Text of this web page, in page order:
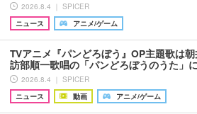
2026.8.4 ｜ SPICER
ニュース
アニメ/ゲーム
TVアニメ『パンどろぼう』OP主題歌は
訪部順一歌唱の「パンどろぼうのうた」
2026.8.4 ｜ SPICER
ニュース
動画 アニメ/ゲーム